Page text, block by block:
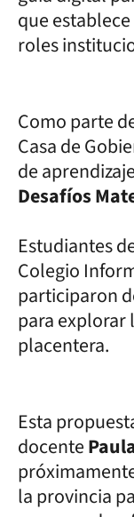
que
roles
Como parte
Casa de
de
Desafíos
Estudiantes
Colegio
participaron
para explorar
placentera.
Esta
docente
la provincia